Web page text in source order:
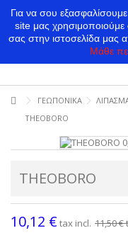
ΓΕΩΠΟΝΙΚΑ
THEOBORO
THEOBORO
10,12 €tax incl. 11,50 €
Για να σου
site μας χρησιμοποιούμε
σας στην ιστοσελίδα μας
Μάθε